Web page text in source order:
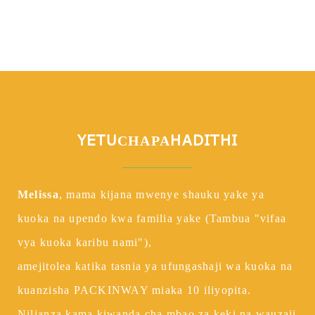
YETUCHAPAHADITHI
Melissa, mama kijana mwenye shauku yake ya
kuoka na upendo kwa familia yake (Tambua "vifaa
vya kuoka karibu nami"),
amejitolea katika tasnia ya ufungashaji wa kuoka na
kuanzisha PACKINWAY miaka 10 iliyopita.